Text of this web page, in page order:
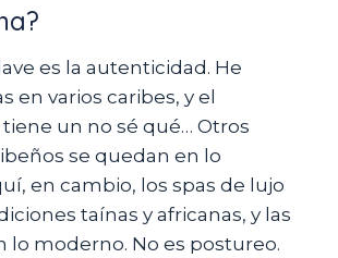
es la autenticidad. He
en varios caribes, y el
un no sé qué… Otros
se quedan en lo
en cambio, los spas de lujo
taínas y africanas, y las
lo moderno. No es postureo.